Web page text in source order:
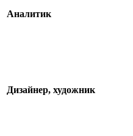
Аналитик
Дизайнер, художник